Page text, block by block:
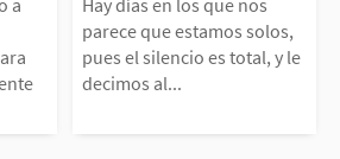
dormir
No olvi
iedo. Sin
enfermedad
nta una...
reservad
di
a
solos, pues el
es total, y le
Hay días en los que nos
parece que estamos solos,
pues el silencio es total, y le
decimos al...